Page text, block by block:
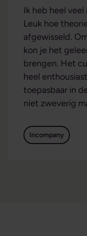
Ik heb heel
Leuk hoe
afgewisseld.
kon je het
brengen. Het
heel
toepasbaar in
niet zweverig
Incompany